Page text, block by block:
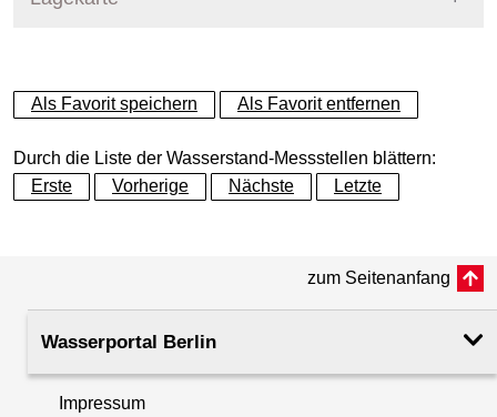
+
−
Als Favorit speichern Als Favorit entfernen
Durch die Liste der Wasserstand-Messstellen blättern:
Erste
Vorherige Nächste Letzte
zum Seitenanfang
Wasserportal Berlin
Impressum